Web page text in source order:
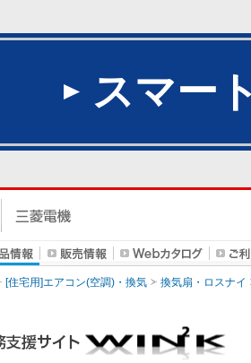
スマー
[住宅用]エアコン(空調)・換気 換気扇・ロスナイ